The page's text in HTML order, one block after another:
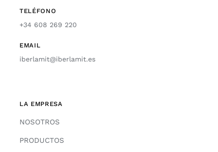
TELÉFONO
+34 608 269 220
EMAIL
iberlamit@iberlamit.es
LA EMPRESA
NOSOTROS
PRODUCTOS